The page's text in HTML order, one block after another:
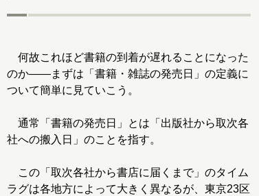
何故これほど書籍の到着が遅れることになった
のか――まずは「書籍・雑誌の発売日」の定義に
ついて簡単に見ていこう。
通常「書籍の発売日」とは「出版社から取次各
社への搬入日」のことを指す。
この「取次各社から書店に届くまで」のタイム
ラグは各地方によって大きく異なるが、東京23区